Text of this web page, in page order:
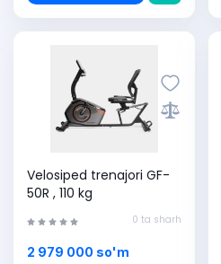
Velosiped trenajori GF-
50R , 110 kg
0 ta sharh
2 979 000 so'm